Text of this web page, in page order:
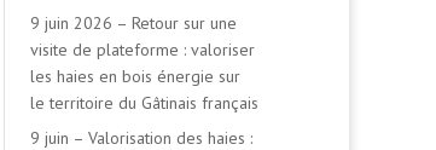
9 juin 2026 – Retour sur une
visite de plateforme : valoriser
les haies en bois énergie sur
le territoire du Gâtinais français
9 juin – Valorisation des haies :